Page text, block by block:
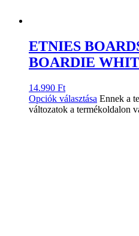
ETNIES
BOARDIE
14.990 Ft
Opciók választása Ennek a
változatok a termékoldalon